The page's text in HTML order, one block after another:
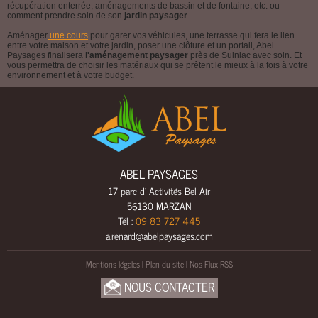
E
E
A
U
C
O
récupération enterrée, aménagements de bassin et de fontaine, etc. ou
comment prendre soin de son jardin paysager.
Aménager une cours pour garer vos véhicules, une terrasse qui fera le lien
entre votre maison et votre jardin, poser une clôture et un portail, Abel
Paysages finalisera l'aménagement paysager près de Sulniac avec soin. Et
vous permettra de choisir les matériaux qui se prêtent le mieux à la fois à votre
environnement et à votre budget.
ABEL PAYSAGES
17 parc d' Activités Bel Air
56130 MARZAN
Tél :09 83 727 445
a.renard@abelpaysages.com
Mentions légales| Plan du site|Nos Flux RSS
NOUS CONTACTER